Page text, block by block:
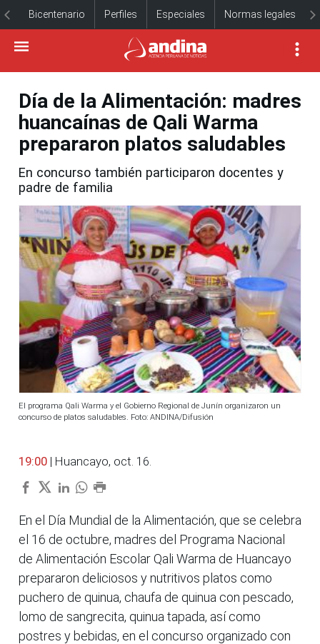
Bicentenario Perfiles Especiales Normas legales
Día de la Alimentación: madres
huancaínas de Qali Warma
prepararon platos saludables
En concurso también participaron docentes y
padre de familia
El programa Qali Warma y el Gobierno Regional de Junín organizaron un
concurso de platos saludables. Foto: ANDINA/Difusión
19:00 | Huancayo, oct. 16.
En el Día Mundial de la Alimentación, que se celebra
el 16 de octubre, madres del Programa Nacional
de Alimentación Escolar Qali Warma de Huancayo
prepararon deliciosos y nutritivos platos como
puchero de quinua, chaufa de quinua con pescado,
lomo de sangrecita, quinua tapada, así como
postres y bebidas, en el concurso organizado con